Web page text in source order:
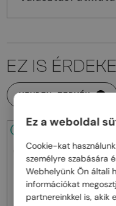
EZ IS
MINDEN TERMÉK
Ez a weboldal
Cookie-kat
személyre szabására
Webhelyünk Ön általi
információkat
partnereinkkel is, akik